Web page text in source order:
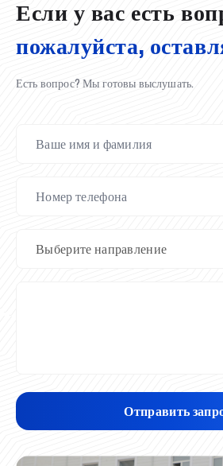
Если у вас есть
пожалуйста,
Есть вопрос? Мы готовы выслушать.
Отправить